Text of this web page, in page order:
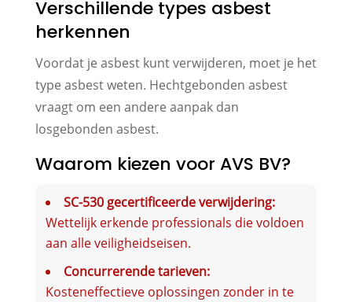
Verschillende types asbest
herkennen
Voordat je asbest kunt verwijderen, moet je het
type asbest weten. Hechtgebonden asbest
vraagt om een andere aanpak dan
losgebonden asbest.
Waarom kiezen voor AVS BV?
SC-530 gecertificeerde verwijdering:
Wettelijk erkende professionals die voldoen
aan alle veiligheidseisen.
Concurrerende tarieven:
Kosteneffectieve oplossingen zonder in te